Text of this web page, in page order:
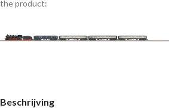
the product:
Beschrijving